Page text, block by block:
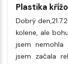
Plastika
Dobrý
kolene, ale
jsem nemohla
jsem začala